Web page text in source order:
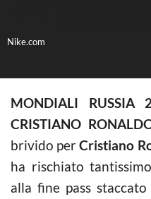
Nike.com
MONDIALI RUSSIA
CRISTIANO
brivido perCristiano
ha rischiato
alla fine pass